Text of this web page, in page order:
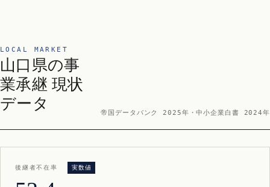
LOCAL MARKET
山口県の事
業承継 現状
データ
帝国データバンク 2025年・中小企業白書 2024年
後継者不在率 実数値